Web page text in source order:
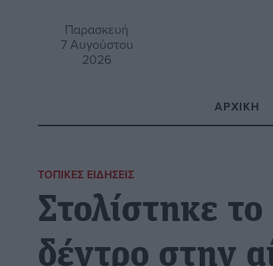
Παρασκευή
7 Αυγούστου
2026
ΑΡΧΙΚΉ
ΤΟΠΙΚΈΣ ΕΙΔΉΣΕΙΣ
Στολίστηκε
δέντρο στην